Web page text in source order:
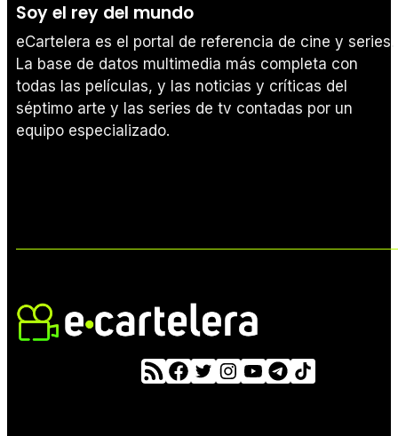
Soy el rey del mundo
eCartelera es el portal de referencia de cine y series.
La base de datos multimedia más completa con
todas las películas, y las noticias y críticas del
séptimo arte y las series de tv contadas por un
equipo especializado.